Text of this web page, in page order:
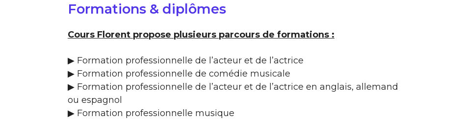
Formations & diplômes
Cours Florent propose plusieurs parcours de formations :
▶ Formation professionnelle de l’acteur et de l’actrice
▶ Formation professionnelle de comédie musicale
▶ Formation professionnelle de l’acteur et de l’actrice en anglais, allemand
ou espagnol
▶ Formation professionnelle musique